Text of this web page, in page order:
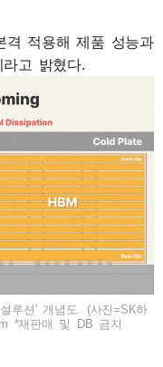
격 적용해 제품 성능과
고 밝혔다.
루션' 개념도. (사진=SK하
*재판매 및 DB 금지